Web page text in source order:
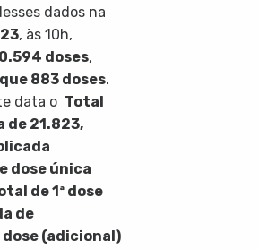
dados na
, às 10h,
doses,
883 doses.
data o Total
de 21.823,
dose única
de 1ª dose
de
dose (adicional)